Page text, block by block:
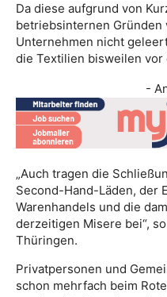
Da diese aufgrund von
betriebsinternen Gründen
Unternehmen nicht
die Textilien bisweilen vor
-
„Auch tragen die
Second-Hand-Läden, der
Warenhandels und die
derzeitigen Misere bei“,
Thüringen.
Privatpersonen und
schon mehrfach beim